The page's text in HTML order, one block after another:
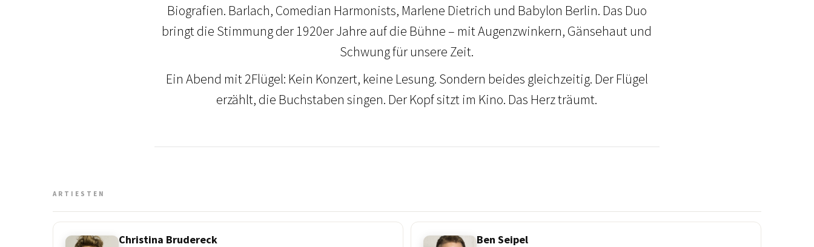
Biografien. Barlach, Comedian Harmonists, Marlene Dietrich und Babylon Berlin. Das Duo
bringt die Stimmung der 1920er Jahre auf die Bühne – mit Augenzwinkern, Gänsehaut und
Schwung für unsere Zeit.
Ein Abend mit 2Flügel: Kein Konzert, keine Lesung. Sondern beides gleichzeitig. Der Flügel
erzählt, die Buchstaben singen. Der Kopf sitzt im Kino. Das Herz träumt.
ARTIESTEN
Christina Brudereck Ben Seipel